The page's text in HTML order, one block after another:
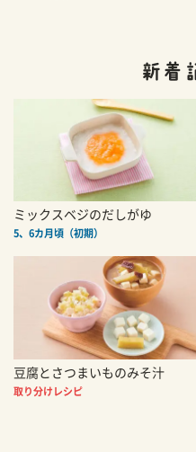
ミックスベジのだしがゆ
5、6カ月頃（初期）
豆腐とさつまいものみそ汁
取り分けレシピ